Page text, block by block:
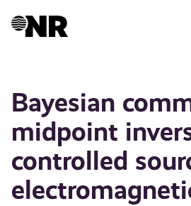
Bayesian
midpoint
controlled